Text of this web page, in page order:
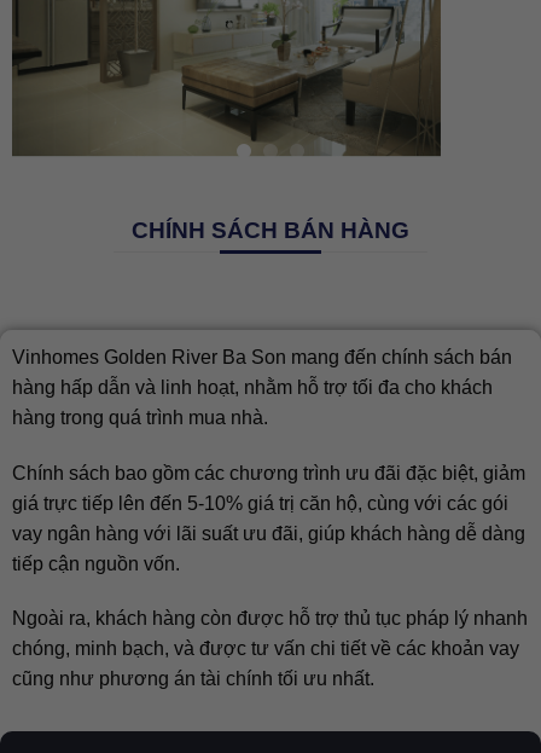
CHÍNH SÁCH BÁN HÀNG
Vinhomes Golden River Ba Son mang đến chính sách bán
hàng hấp dẫn và linh hoạt, nhằm hỗ trợ tối đa cho khách
hàng trong quá trình mua nhà.
Chính sách bao gồm các chương trình ưu đãi đặc biệt, giảm
giá trực tiếp lên đến 5-10% giá trị căn hộ, cùng với các gói
vay ngân hàng với lãi suất ưu đãi, giúp khách hàng dễ dàng
tiếp cận nguồn vốn.
Ngoài ra, khách hàng còn được hỗ trợ thủ tục pháp lý nhanh
chóng, minh bạch, và được tư vấn chi tiết về các khoản vay
cũng như phương án tài chính tối ưu nhất.